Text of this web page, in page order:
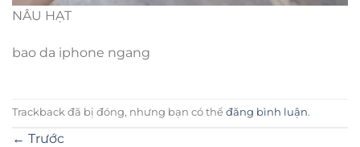
NÂU HẠT
bao da iphone ngang
Trackback đã bị đóng, nhưng bạn có thể đăng bình luận.
← Trước